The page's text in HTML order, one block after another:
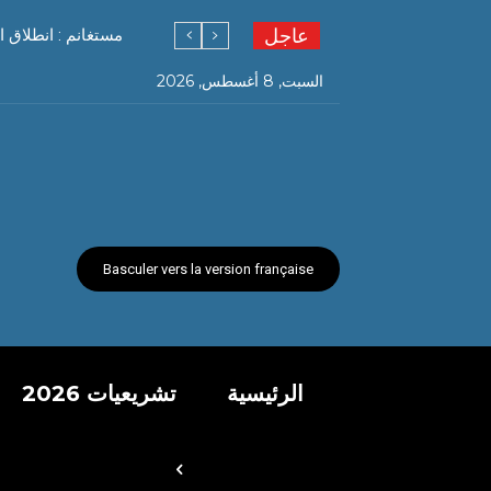
عاجل مستغانم : انطلاق
السبت, 8 أغسطس, 2026
Basculer vers la version française
الرئيسية تشريعيات 2026